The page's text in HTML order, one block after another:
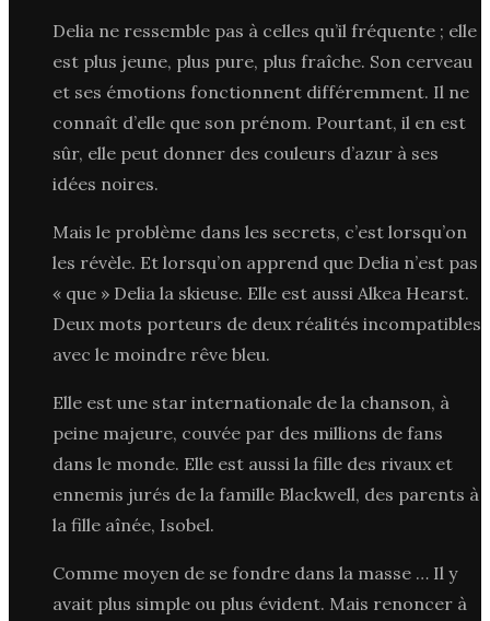
Delia ne ressemble pas à celles qu’il fréquente ; elle
est plus jeune, plus pure, plus fraîche. Son cerveau
et ses émotions fonctionnent différemment. Il ne
connaît d’elle que son prénom. Pourtant, il en est
sûr, elle peut donner des couleurs d’azur à ses
idées noires.
Mais le problème dans les secrets, c’est lorsqu’on
les révèle. Et lorsqu’on apprend que Delia n’est pas
« que » Delia la skieuse. Elle est aussi Alkea Hearst.
Deux mots porteurs de deux réalités incompatibles
avec le moindre rêve bleu.
Elle est une star internationale de la chanson, à
peine majeure, couvée par des millions de fans
dans le monde. Elle est aussi la fille des rivaux et
ennemis jurés de la famille Blackwell, des parents à
la fille aînée, Isobel.
Comme moyen de se fondre dans la masse … Il y
avait plus simple ou plus évident. Mais renoncer à